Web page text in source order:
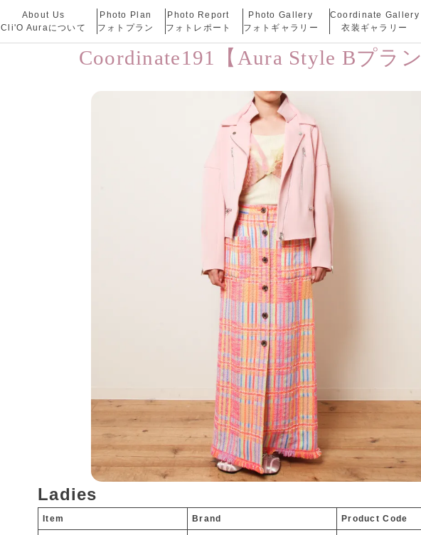
About Us
Cli'O Auraについて
Photo Plan
フォトプラン
Photo Report
フォトレポート
Photo Gallery
フォトギャラリー
Coordinate Gallery
衣装ギャラリー
Coordinate191【Aura Style Bプラ
Ladies
Item Brand Product Code